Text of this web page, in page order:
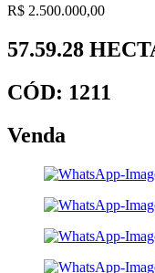
R$ 2.500.000,00
57.59.28
CÓD: 1211
Venda